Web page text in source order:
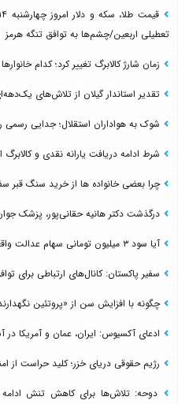
تعطیلی اربعین/چشم‌ها به توافق تنگه هرمز
زمان شارژ کالابرگ تغییر کرد؛ کدام
تقدیر استاندار گیلان از تلاش‌های
شوک به هواداران استقلال؛ جدایی رسمی
شرط ادامه دریافت یارانه نقدی و کالابرگ
چرا بعضی خانواده ها از خرید سنگ قبر
درگذشت دکتر هانیه حقانی‌پور، پزشک
آیا سود ۳ میلیون تومانی سهام عدالت واقعی است؟
سفیر پاکستان: کانال‌های ارتباطی برای
چگونه با افزایش سن از «پروتئین
ادعای آکسیوس: ایران، عمان و آمریکا در
رژیم حقوقی دریای خزر؛ کلید حراست از
دوحه: تلاش‌ها برای کاهش تنش ادامه